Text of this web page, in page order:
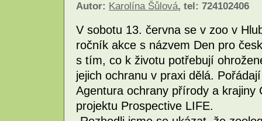
Autor: Karolína Šůlová, tel: 724102406
V sobotu 13. června se v zoo v
ročník akce s názvem Den pro
s tím, co k životu potřebují
jejich ochranu v praxi dělá.
Agentura ochrany přírody a krajiny
projektu Prospective LIFE.